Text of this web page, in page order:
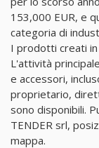
153,000 EUR, e
categoria di
I prodotti creati
L'attività
e accessori,
proprietario,
sono disponibili.
TENDER srl,
mappa.